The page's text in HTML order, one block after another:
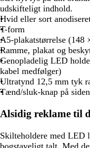
udskifteligt indhold.
Hvid eller sort
T-form
A5-plakatstørrelse (148
Ramme, plakat og
Genopladelig LED
kabel medfølger)
Ultratynd 12,5 mm tyk
Tænd/sluk-knap på
Alsidig reklame til
Skilteholdere med LED